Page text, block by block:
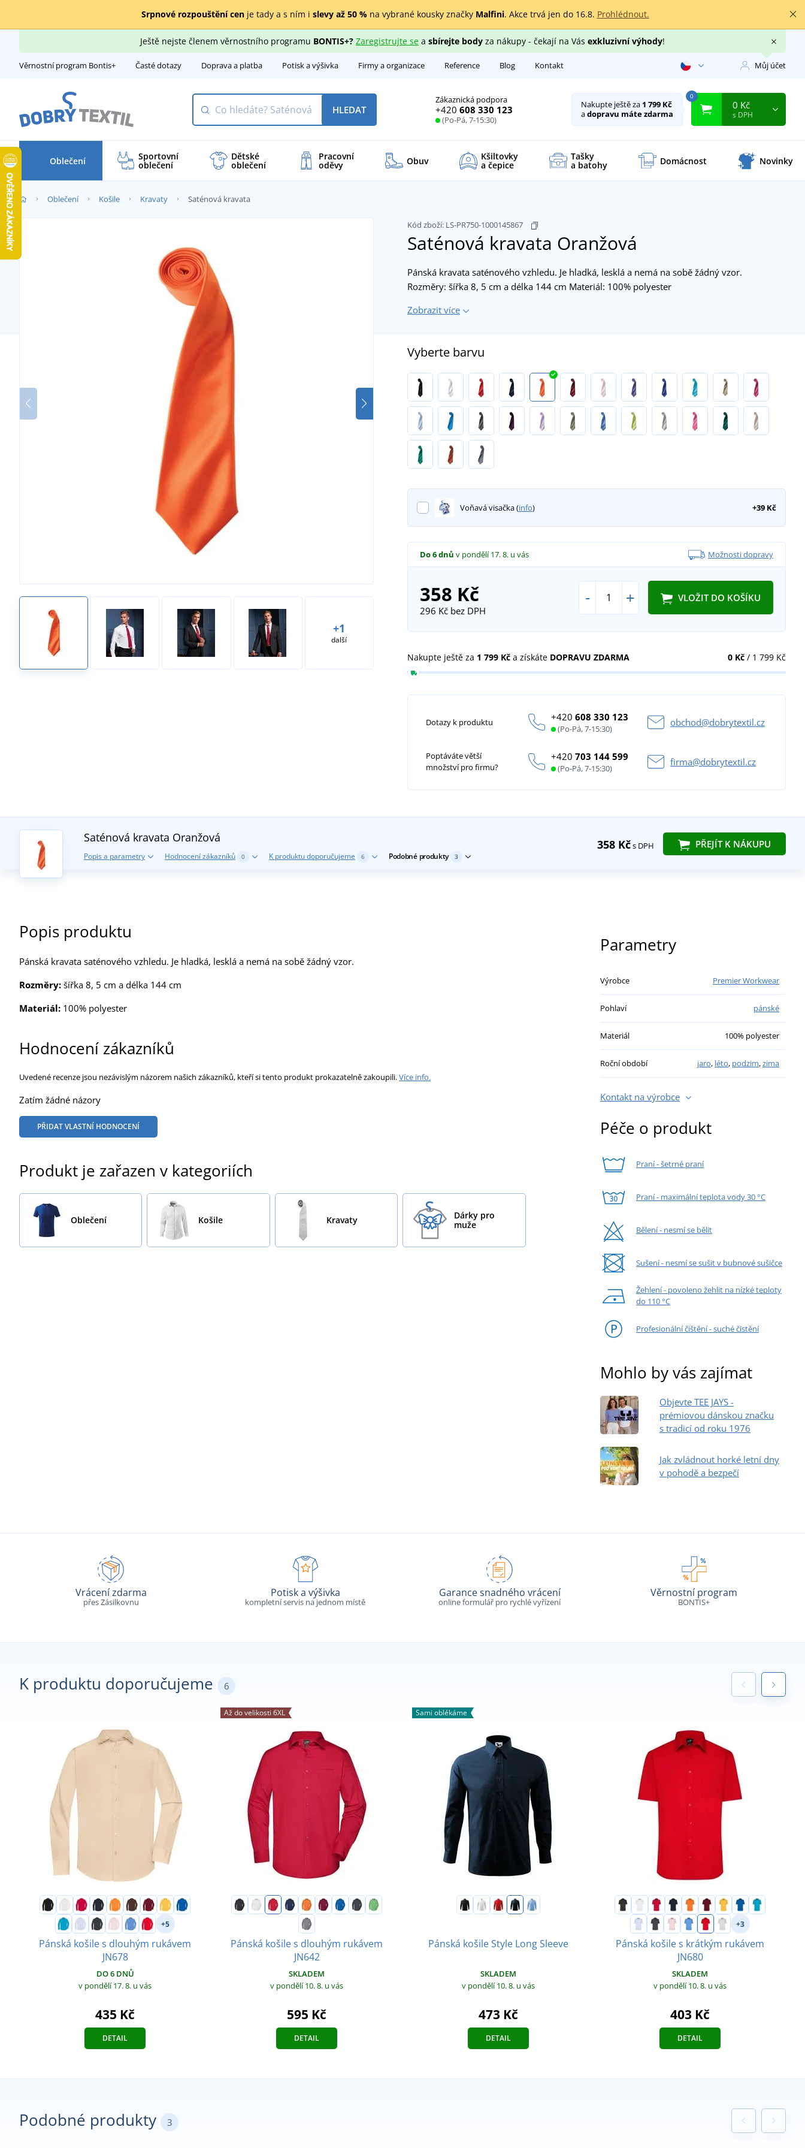
Srpnové rozpouštění cenje tady a s ním i slevy až 50 %na vybrané kousky značky Malfini. Akce trvá jen do 16.8. Prohlédnout.
Ještě nejste členem věrnostního programu BONTIS+? Zaregistrujte sea sbírejte bodyza nákupy - čekají na Vás exkluzivní výhody!
Věrnostní program Bontis+ Časté dotazy Doprava a platba Potisk a výšivka Firmy a organizace Reference Blog Kontakt Můj účet
Zákaznická podpora
+420 608 330 123
(Po-Pá, 7-15:30)
HLEDAT Nakupte ještě za 1 799 Kč
adopravu máte zdarma
0
0 Kč
s DPH
Oblečení Sportovní
oblečení
Dětské
oblečení
Pracovní
oděvy Obuv Kšiltovky
a čepice
Tašky
a batohy Domácnost Novinky
Oblečení Košile Kravaty Saténová kravata
Kód zboží: LS-PR750-1000145867
Saténová kravata Oranžová
+1
další
Pánská kravata saténového vzhledu. Je hladká, lesklá a nemá na sobě žádný vzor.
Rozměry: šířka 8, 5 cm a délka 144 cm Materiál: 100% polyester
Zobrazit více
Vyberte barvu
Voňavá visačka (info) +39 Kč
Do 6 dnů v pondělí 17. 8. u vás Možnosti dopravy
358 Kč
296 Kčbez DPH
- + VLOŽIT DO KOŠÍKU
0 Kč/ 1 799 Kč
Nakupte ještě za 1 799 Kč a získáte DOPRAVU ZDARMA
Dotazy k produktu +420608 330 123
(Po-Pá, 7-15:30)
obchod@dobrytextil.cz
Poptáváte větší
množství pro firmu?
+420703 144 599
(Po-Pá, 7-15:30)
firma@dobrytextil.cz
358 Kčs DPH PŘEJÍT K NÁKUPU
Saténová kravata Oranžová
Popis a parametry Hodnocení zákazníků 0 K produktu doporučujeme 6 Podobné produkty 3
Popis produktu
Pánská kravata saténového vzhledu. Je hladká, lesklá a nemá na sobě žádný vzor.
Rozměry: šířka 8, 5 cm a délka 144 cm
Materiál: 100% polyester
Hodnocení zákazníků
Uvedené recenze jsou nezávislým názorem našich zákazníků, kteří si tento produkt prokazatelně zakoupili.Více info.
Zatím žádné názory
PŘIDAT VLASTNÍ HODNOCENÍ
Produkt je zařazen v kategoriích
Oblečení Košile Kravaty
Dárky pro
muže
Parametry
Výrobce Premier Workwear
Pohlaví pánské
Materiál 100% polyester
Roční období jaro, léto, podzim,zima
Kontakt na výrobce
Péče o produkt
Praní - šetrné praní
Praní - maximální teplota vody 30 °C
Bělení - nesmí se bělit
Sušení - nesmí se sušit v bubnové sušičce
Žehlení - povoleno žehlit na nízké teploty
do 110 °C
Profesionální čištění - suché čistění
Mohlo by vás zajímat
Objevte TEE JAYS -
prémiovou dánskou značku
s tradicí od roku 1976
Jak zvládnout horké letní dny
v pohodě a bezpečí
Vrácení zdarma
přes Zásilkovnu
Potisk a výšivka
kompletní servis na jednom místě
Garance snadného vrácení
online formulář pro rychlé vyřízení
Věrnostní program
BONTIS+
K produktu doporučujeme 6
+5
Pánská košile s dlouhým rukávem
JN678
DO 6 DNŮ
v pondělí 17. 8. u vás
435 Kč
DETAIL
Až do velikosti 6XL
Pánská košile s dlouhým rukávem
JN642
SKLADEM
v pondělí 10. 8. u vás
595 Kč
DETAIL
Sami oblékáme
Pánská košile Style Long Sleeve
SKLADEM
v pondělí 10. 8. u vás
473 Kč
DETAIL
+3
Pánská košile s krátkým rukávem
JN680
SKLADEM
v pondělí 10. 8. u vás
403 Kč
DETAIL
Podobné produkty 3